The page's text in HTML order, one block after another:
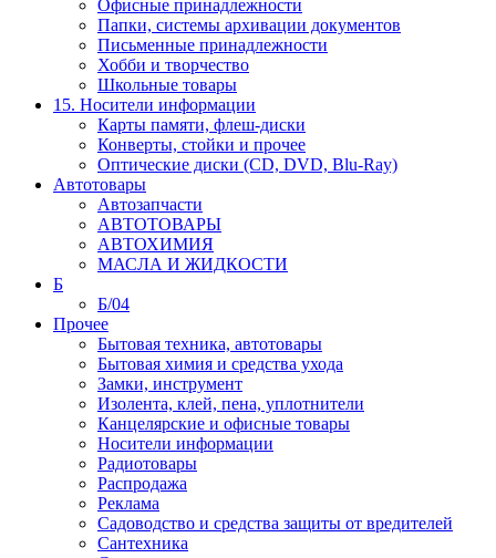
Офисные принадлежности
Папки, системы архивации документов
Письменные принадлежности
Хобби и творчество
Школьные товары
15. Носители информации
Карты памяти, флеш-диски
Конверты, стойки и прочее
Оптические диски (CD, DVD, Blu-Ray)
Автотовары
Автозапчасти
АВТОТОВАРЫ
АВТОХИМИЯ
МАСЛА И ЖИДКОСТИ
Б
Б/04
Прочее
Бытовая техника, автотовары
Бытовая химия и средства ухода
Замки, инструмент
Изолента, клей, пена, уплотнители
Канцелярские и офисные товары
Носители информации
Радиотовары
Распродажа
Реклама
Садоводство и средства защиты от вредителей
Сантехника